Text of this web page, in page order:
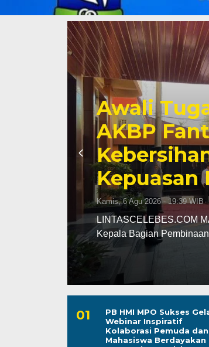
Karang
Penuh
Perkuat
Kamis, 6 Agu 2026 - 15:21 WIB
LINTASCELEBES.COM
komitmennya menjadi
PB HMI MPO Sukses
Webinar Inspiratif
Kolaborasi Pemuda dan
Mahasiswa Berdayakan